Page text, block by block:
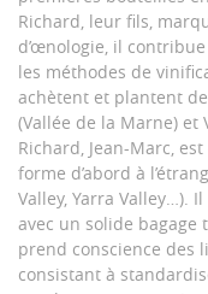
Richard, leur fils,
d’œnologie, il
les méthodes de
achètent et plantent
(Vallée de la Marne) et
Richard, Jean-Marc,
forme d’abord à
Valley, Yarra Valley…).
avec un solide bagage
prend conscience des
consistant à